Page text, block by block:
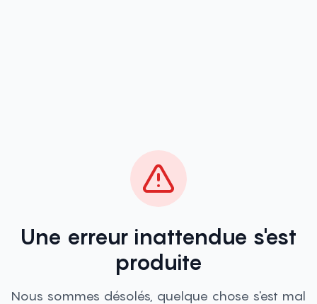
Une erreur inattendue s'est
produite
Nous sommes désolés, quelque chose s'est mal